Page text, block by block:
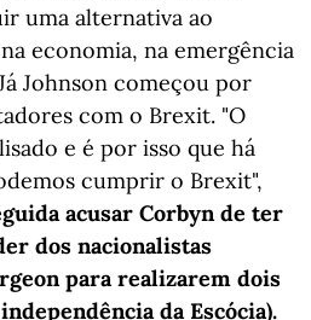
uma alternativa ao
economia, na emergência
Johnson começou por
com o Brexit. "O
e é por isso que há
cumprir o Brexit",
acusar Corbyn de ter
dos nacionalistas
para realizarem dois
da Escócia).